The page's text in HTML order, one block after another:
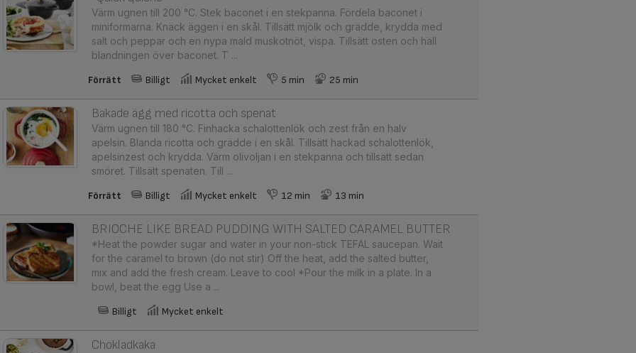
Värm ugnen till 200 °C. Stek baconet i en stekpanna. Fördela baconet i
miniformarna. Knäck äggen i en skål. Tillsätt mjölk och grädde, krydda med
salt och peppar och en nypa mald muskotnöt, vispa. Tillsätt osten och häll
blandningen över baconet. T ...
Förrätt Billigt Mycket enkelt 5 min 25 min
Bakade ägg med ricotta och spenat
Värm ugnen till 180 °C. Finhacka schalottenlök och zest från en halv
apelsin. Blanda ricotta och grädde i en skål. Tillsätt hackad schalottenlök,
apelsinzest och krydda. Värm olivoljan i en stekpanna och tillsätt sedan
smöret. Tillsätt spenaten. Till ...
Förrätt Billigt Mycket enkelt 12 min 13 min
BRIOCHE LIKE BREAD PUDDING WITH SALTED CARAMEL BUTTER
*Heat the powder sugar and water in your non-stick TEFAL saucepan. Wait
for the caramel to brown (do not stir) Off the heat, add the salted butter,
mix and add the fresh cream. Leave to cool *Pour the milk in a plate. In a
bowl, beat the egg Use a ...
Billigt Mycket enkelt
Chokladkaka